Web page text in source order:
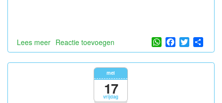
Lees meer over
STEM
activiteit
Reactie toevoegen WhatsApp
Facebook
Twitter
vrijdag
mei
17